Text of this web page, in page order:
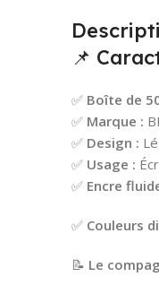
📌
✅ Boîte de
✅ Marque :
✅ Design :
✅ Usage :
✅ Encre
✅ Couleurs
📝 Le